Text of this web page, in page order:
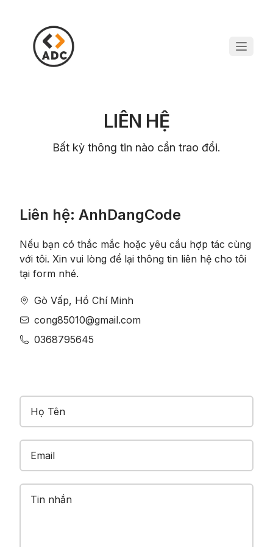
LIÊN HỆ
Bất kỳ thông tin nào cần trao đổi.
Liên hệ: AnhDangCode
Nếu bạn có thắc mắc hoặc yêu cầu hợp tác cùng
với tôi. Xin vui lòng để lại thông tin liên hệ cho tôi
tại form nhé.
Gò Vấp, Hồ Chí Minh
cong85010@gmail.com
0368795645